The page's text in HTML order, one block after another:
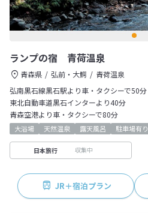
ランプの宿 青荷温泉
青森県 弘前・大鰐
青荷温泉
弘南黒石線黒石駅より車・タクシーで50分
東北自動車道黒石インターより40分
青森空港より車・タクシーで80分
大浴場 天然温泉 露天風呂 駐車場有り
日本旅行 収集中
JR＋宿泊プラン